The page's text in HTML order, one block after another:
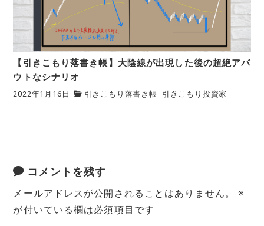
【引きこもり落書き帳】大陰線が出現した後の超絶アバ
ウトなシナリオ
2022年1月16日 引きこもり落書き帳 引きこもり投資家
コメントを残す
メールアドレスが公開されることはありません。
※
が付いている欄は必須項目です